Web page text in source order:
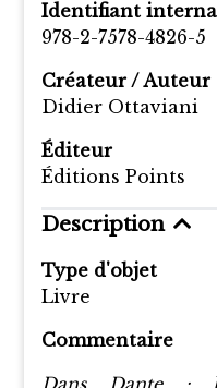
Identifiant
978-2-7578-4826-5
Créateur / Auteur
Didier Ottaviani
Éditeur
Éditions Points
Description
Type d'objet
Livre
Commentaire